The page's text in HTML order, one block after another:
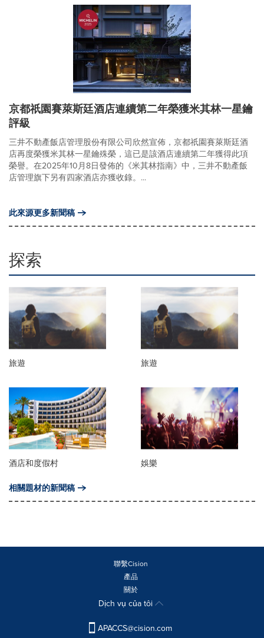
京都祇園賽萊斯廷酒店連續第二年榮獲米其林一星鑰
評級
三井不動產飯店管理股份有限公司欣然宣佈，京都祇園賽萊斯廷酒
店再度榮獲米其林一星鑰殊榮，這已是該酒店連續第二年獲得此項
榮譽。在2025年10月8日發佈的《米其林指南》中，三井不動產飯
店管理旗下另有四家酒店亦獲收錄。...
此來源更多新聞稿
探索
旅遊 旅遊
酒店和度假村 娛樂
相關題材的新聞稿
聯繫Cision
產品
關於
Dịch vụ của tôi
APACCS@cision.com